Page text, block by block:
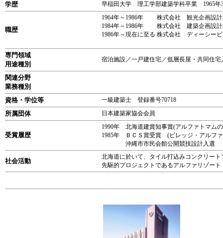
学歴 早稲田大学 理工学部建築学科卒業 1965年
職歴
1964年～1986年 株式会社 観光企画設
1984年～1986年 株式会社 建築企画設
1986年～現在に至る 株式会社 ディーシ
専門領域
用途種別
宿泊施設／一戸建住宅／低層長屋・共同住
関連分野
業務種別
資格・学位等
一級建築士 登録番号70718
所属団体 日本建築家協会会員
受賞履歴
1990年 北海道建賞知事賞(アルファトマム
1985年 ＢＣＳ賞受賞 (ビレ
沖縄市市民会館公開競技設計入選
社会活動
北海道に於いて、タイル打込みコンクリー
先駆的プロジェクトであるアルファリゾー